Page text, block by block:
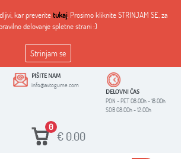
kar preveritetukaj. Prosimo kliknite STRINJAM SE, za
delovanje spletne strani :)
Strinjam se
PIŠITE NAM
info@avtogume.com
DELOVNI ČAS
PON - PET 08:00h - 18:00h
SOB 08:00h - 12:00h
0
€ 0.00